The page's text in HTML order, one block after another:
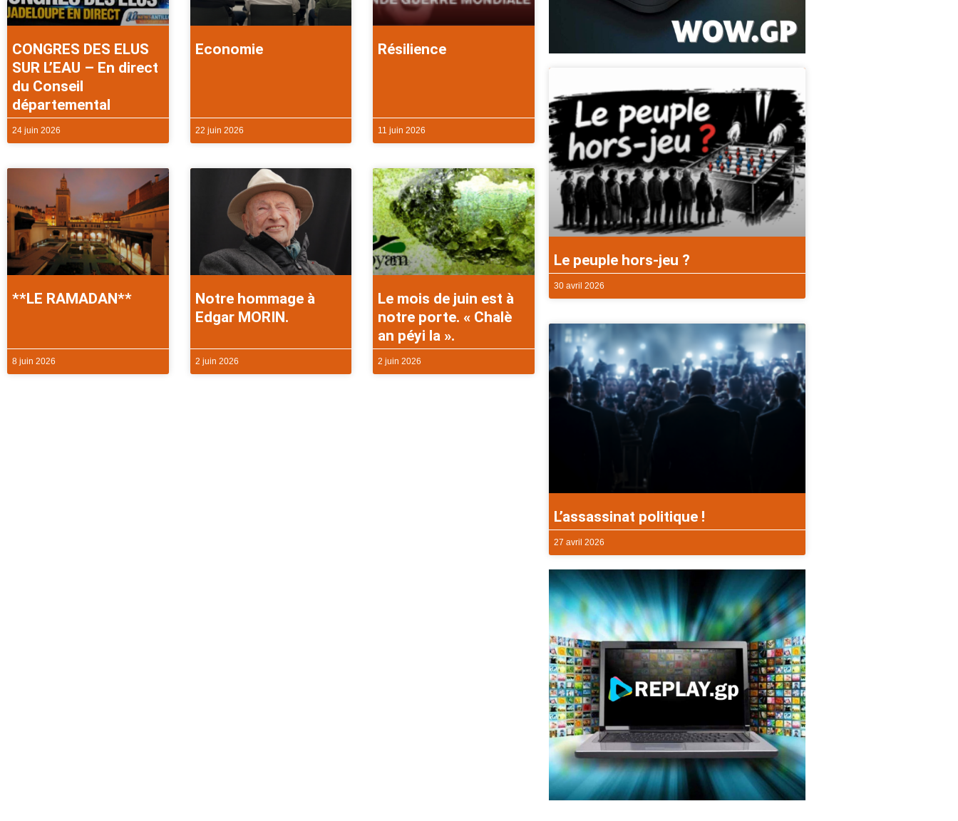
CONGRES DES ELUS
SUR L’EAU – En direct
du Conseil
départemental
24 juin 2026
Economie
22 juin 2026
Résilience
11 juin 2026
**LE RAMADAN**
8 juin 2026
Notre hommage à
Edgar MORIN.
2 juin 2026
Le mois de juin est à
notre porte. « Chalè
an péyi la ».
2 juin 2026
Le peuple hors-jeu ?
30 avril 2026
L’assassinat politique !
27 avril 2026